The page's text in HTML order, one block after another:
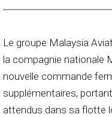
Le groupe Malaysia
la compagnie nationale
nouvelle commande
supplémentaires,
attendus dans sa flotte